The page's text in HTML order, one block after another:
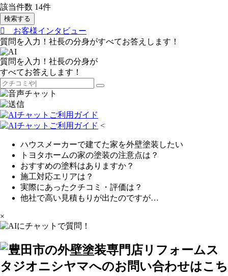
該当件数 14件
検索する
お客様インタビュー
質問を入力！社長の分身がすべてお答えします！
質問を入力！社長の分身が
すべてお答えします！
<
ハウスメーカーで建てた家を外壁塗装したい
トヨタホームの家の塗装の注意点は？
おすすめの塗料はありますか？
施工対応エリアは？
実際にあったクチコミ・評価は？
他社で高い見積もりが出たのですが…
×